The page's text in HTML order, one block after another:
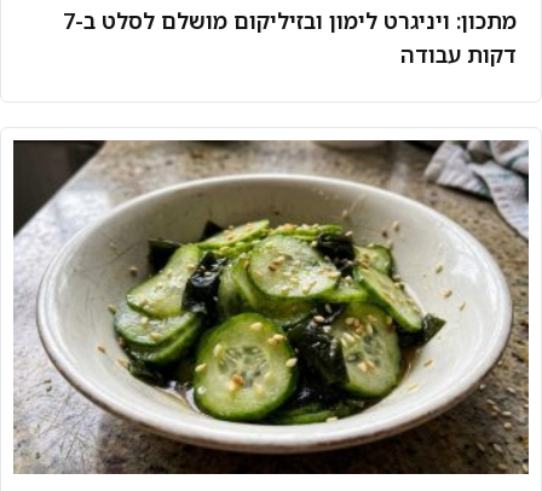
מתכון: ויניגרט לימון ובזיליקום מושלם לסלט ב-7
דקות עבודה